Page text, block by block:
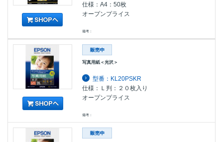
仕様：A4：50枚
オープンプライス
備考：
写真用紙＜光沢＞
型番：KL20PSKR
仕様：Ｌ判：２０枚入り
オープンプライス
備考：